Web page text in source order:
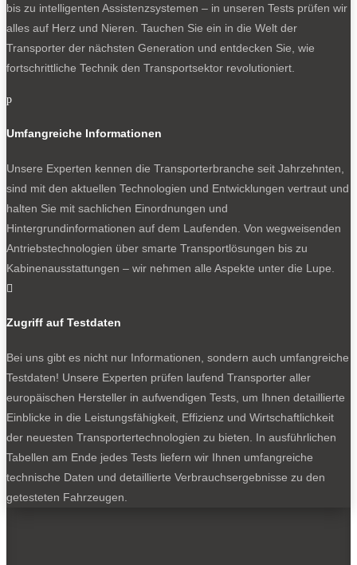
bis zu intelligenten Assistenzsystemen – in unseren Tests prüfen wir
alles auf Herz und Nieren. Tauchen Sie ein in die Welt der
Transporter der nächsten Generation und entdecken Sie, wie
fortschrittliche Technik den Transportsektor revolutioniert.
p
Umfangreiche Informationen
Unsere Experten kennen die Transporterbranche seit Jahrzehnten,
sind mit den aktuellen Technologien und Entwicklungen vertraut und
halten Sie mit sachlichen Einordnungen und
Hintergrundinformationen auf dem Laufenden. Von wegweisenden
Antriebstechnologien über smarte Transportlösungen bis zu
Kabinenausstattungen – wir nehmen alle Aspekte unter die Lupe.

Zugriff auf Testdaten
Bei uns gibt es nicht nur Informationen, sondern auch umfangreiche
Testdaten! Unsere Experten prüfen laufend Transporter aller
europäischen Hersteller in aufwendigen Tests, um Ihnen detaillierte
Einblicke in die Leistungsfähigkeit, Effizienz und Wirtschaftlichkeit
der neuesten Transportertechnologien zu bieten. In ausführlichen
Tabellen am Ende jedes Tests liefern wir Ihnen umfangreiche
technische Daten und detaillierte Verbrauchsergebnisse zu den
getesteten Fahrzeugen.